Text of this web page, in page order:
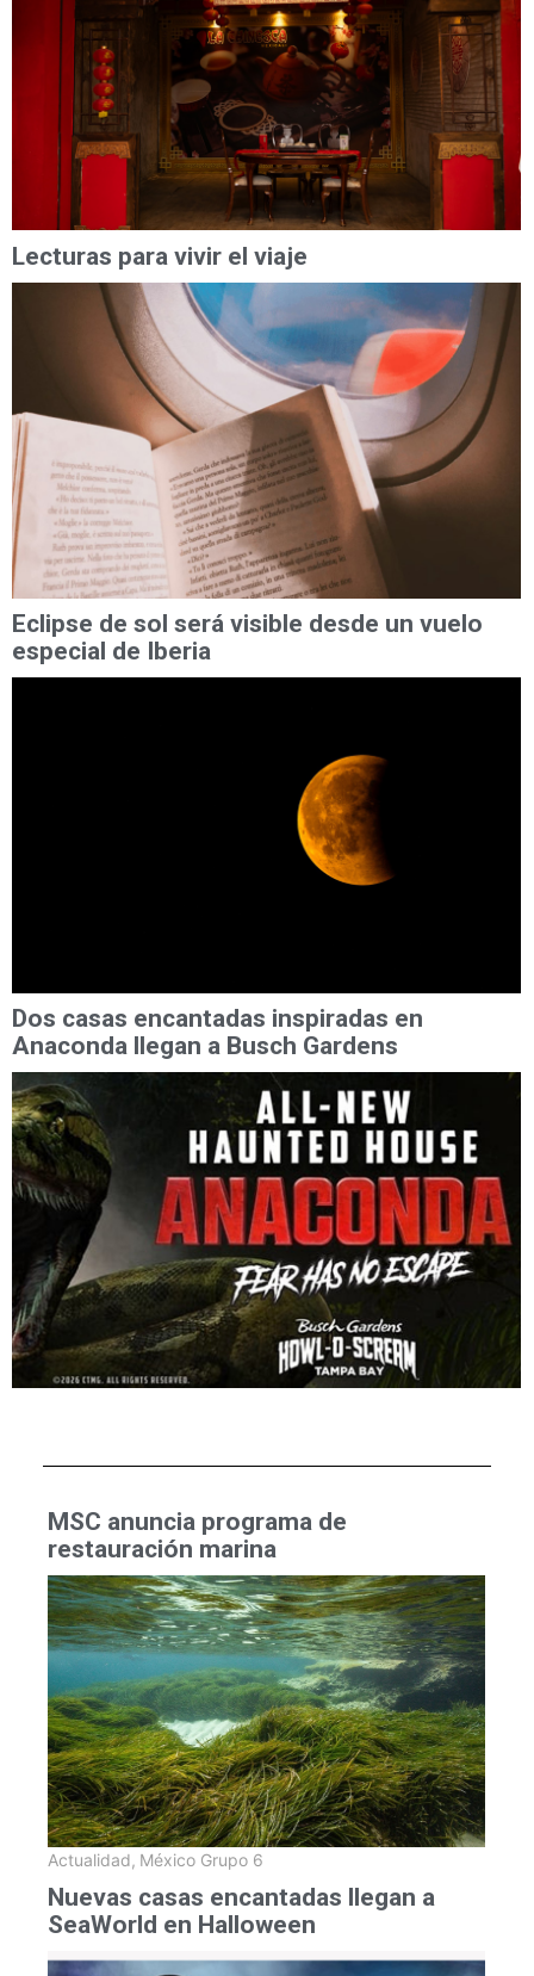
Lecturas para vivir el viaje
Eclipse de sol será visible desde un vuelo
especial de Iberia
Dos casas encantadas inspiradas en
Anaconda llegan a Busch Gardens
MSC anuncia programa de
restauración marina
Actualidad, México Grupo 6
Nuevas casas encantadas llegan a
SeaWorld en Halloween